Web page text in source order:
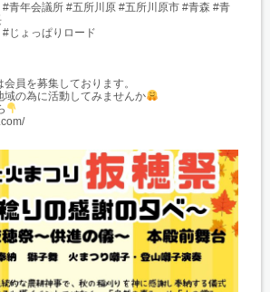
青年会議所 #五所川原 #五所川原市 #青森 #青
じょっぱりロード
員を募集しております。
域の為に活動してみませんか